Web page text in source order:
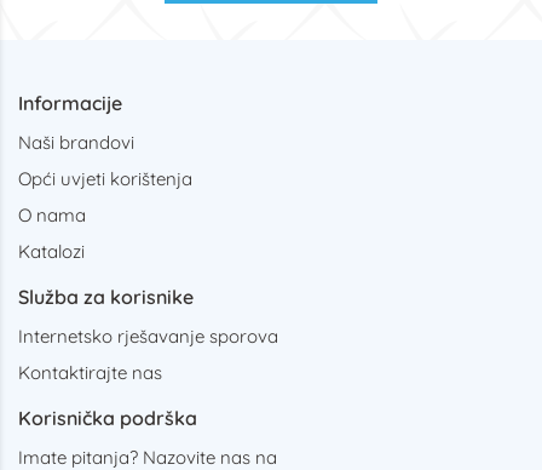
Informacije
Naši brandovi
Opći uvjeti korištenja
O nama
Katalozi
Služba za korisnike
Internetsko rješavanje sporova
Kontaktirajte nas
Korisnička podrška
Imate pitanja? Nazovite nas na